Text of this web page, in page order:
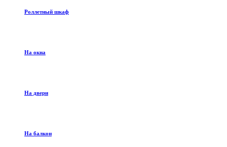
Роллетный шкаф
На окна
На двери
На балкон